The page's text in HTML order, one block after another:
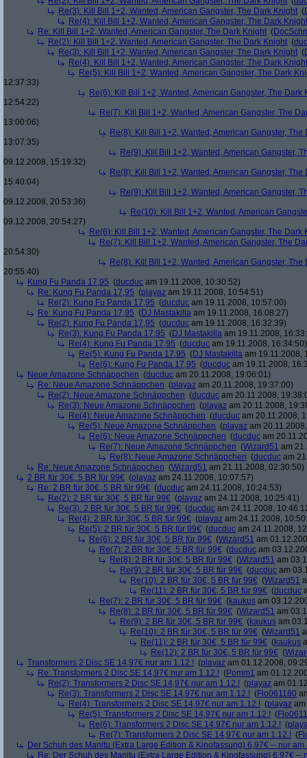
Re(3): Kill Bill 1+2, Wanted, American Gangster, The Dark Knight (
Re(4): Kill Bill 1+2, Wanted, American Gangster, The Dark Knight
Re: Kill Bill 1+2, Wanted, American Gangster, The Dark Knight (
Re(2): Kill Bill 1+2, Wanted, American Gangster, The Dark Knight (
Re(3): Kill Bill 1+2, Wanted, American Gangster, The Dark Knight (
Re(4): Kill Bill 1+2, Wanted, American Gangster, The Dark Knight
Re(5): Kill Bill 1+2, Wanted, American Gangster, The Dark
12:37:33)
Re(6): Kill Bill 1+2, Wanted, American Gangster, The Dark
12:54:22)
Re(7): Kill Bill 1+2, Wanted, American Gangster, The
13:00:06)
Re(8): Kill Bill 1+2, Wanted, American Gangster, The
13:07:35)
Re(9): Kill Bill 1+2, Wanted, American Gangster,
09.12.2008, 15:19:32)
Re(8): Kill Bill 1+2, Wanted, American Gangster, The
15:40:04)
Re(9): Kill Bill 1+2, Wanted, American Gangster,
09.12.2008, 20:53:36)
Re(10): Kill Bill 1+2, Wanted, American
09.12.2008, 20:54:27)
Re(6): Kill Bill 1+2, Wanted, American Gangster, The Dark
Re(7): Kill Bill 1+2, Wanted, American Gangster, The
20:54:30)
Re(8): Kill Bill 1+2, Wanted, American Gangster, The
20:55:40)
Kung Fu Panda 17,95 (ducduc am 19.11.2008, 10:30:52)
Re: Kung Fu Panda 17,95 (playaz am 19.11.2008, 10:54:51)
Re(2): Kung Fu Panda 17,95 (ducduc am 19.11.2008, 10:57:00)
Re: Kung Fu Panda 17,95 (DJ Mastakilla am 19.11.2008, 16:08:27)
Re(2): Kung Fu Panda 17,95 (ducduc am 19.11.2008, 16:32:39)
Re(3): Kung Fu Panda 17,95 (DJ Mastakilla am 19.11.2008,
Re(4): Kung Fu Panda 17,95 (ducduc am 19.11.2008, 16:34:50)
Re(5): Kung Fu Panda 17,95 (DJ Mastakilla am 19.11.2008,
Re(6): Kung Fu Panda 17,95 (ducduc am 19.11.2008,
Neue Amazone Schnäppchen (ducduc am 20.11.2008, 19:06:01)
Re: Neue Amazone Schnäppchen (playaz am 20.11.2008, 19:37:00)
Re(2): Neue Amazone Schnäppchen (ducduc am 20.11.2008,
Re(3): Neue Amazone Schnäppchen (playaz am 20.11.2008,
Re(4): Neue Amazone Schnäppchen (ducduc am 20.11.2008,
Re(5): Neue Amazone Schnäppchen (playaz am
Re(6): Neue Amazone Schnäppchen (ducduc am
Re(7): Neue Amazone Schnäppchen (Wizard51 am
Re(8): Neue Amazone Schnäppchen (ducduc am
Re: Neue Amazone Schnäppchen (Wizard51 am 21.11.2008, 02:30:50)
2 BR für 30€, 5 BR für 99€ (playaz am 24.11.2008, 10:07:57)
Re: 2 BR für 30€, 5 BR für 99€ (ducduc am 24.11.2008, 10:24:53)
Re(2): 2 BR für 30€, 5 BR für 99€ (playaz am 24.11.2008, 10:25:41)
Re(3): 2 BR für 30€, 5 BR für 99€ (ducduc am 24.11.2008,
Re(4): 2 BR für 30€, 5 BR für 99€ (playaz am 24.11.2008,
Re(5): 2 BR für 30€, 5 BR für 99€ (ducduc am 24.11.2008,
Re(6): 2 BR für 30€, 5 BR für 99€ (Wizard51 am
Re(7): 2 BR für 30€, 5 BR für 99€ (ducduc am
Re(8): 2 BR für 30€, 5 BR für 99€ (Wizard51 am
Re(9): 2 BR für 30€, 5 BR für 99€ (ducduc am
Re(10): 2 BR für 30€, 5 BR für 99€ (Wizard51
Re(11): 2 BR für 30€, 5 BR für 99€ (ducduc
Re(7): 2 BR für 30€, 5 BR für 99€ (kaukus am
Re(8): 2 BR für 30€, 5 BR für 99€ (Wizard51 am
Re(9): 2 BR für 30€, 5 BR für 99€ (kaukus am
Re(10): 2 BR für 30€, 5 BR für 99€ (Wizard51
Re(11): 2 BR für 30€, 5 BR für 99€ (kaukus
Re(12): 2 BR für 30€, 5 BR für 99€ (
Transformers 2 Disc SE 14,97€ nur am 1.12.! (playaz am 01.12.2008,
Re: Transformers 2 Disc SE 14,97€ nur am 1.12.! (Pomm1 am
Re(2): Transformers 2 Disc SE 14,97€ nur am 1.12.! (playaz am
Re(3): Transformers 2 Disc SE 14,97€ nur am 1.12.! (Flo061180
Re(4): Transformers 2 Disc SE 14,97€ nur am 1.12.! (playaz
Re(5): Transformers 2 Disc SE 14,97€ nur am 1.12.! (
Re(6): Transformers 2 Disc SE 14,97€ nur am 1.12.! (
Re(7): Transformers 2 Disc SE 14,97€ nur am 1.12.! (
Der Schuh des Manitu (Extra Large Edition & Kinofassung) 6,97€ -- nur am
Re: Der Schuh des Manitu (Extra Large Edition & Kinofassung) 6,97€ --